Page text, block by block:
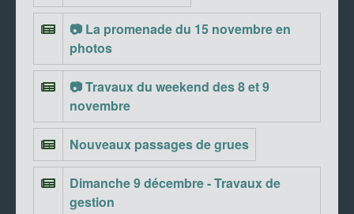
📷 La promenade du 15 novembre en
photos
📷 Travaux du weekend des 8 et 9
novembre
Nouveaux passages de grues
Dimanche 9 décembre - Travaux de
gestion